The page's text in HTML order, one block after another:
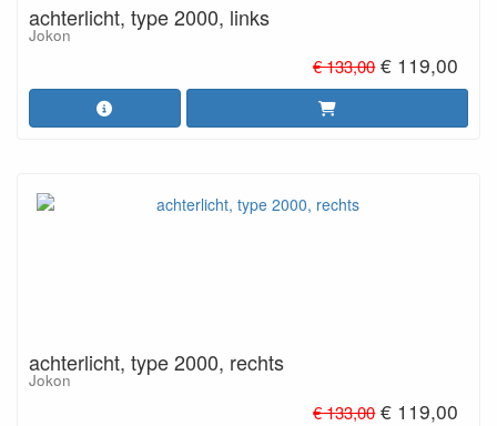
achterlicht, type 2000, links
Jokon
€ 133,00 € 119,00
achterlicht, type 2000, rechts
Jokon
€ 133,00 € 119,00